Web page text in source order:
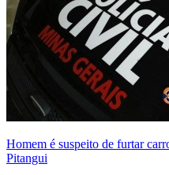
Homem é suspeito de furtar
Pitangui